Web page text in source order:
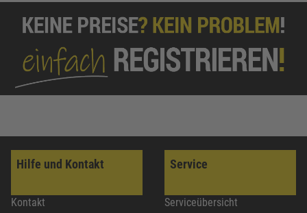
Hilfe und Kontakt
Kontakt
Service
Serviceübersicht